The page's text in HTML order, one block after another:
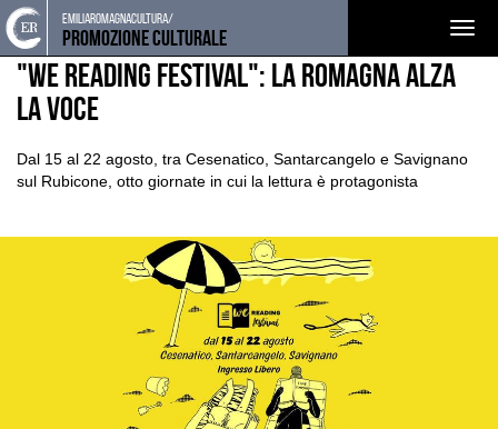
Torna
alla
home
page
Cerca
nel
sito
Salta
ai
contenuti
Salta
al
menu
principale
emiliaromagnacultura/
Promozione Culturale
EVENTI E NEWS NOTIZIE
"We Reading Festival": la Romagna alza
la voce
Dal 15 al 22 agosto, tra Cesenatico, Santarcangelo e Savignano
sul Rubicone, otto giornate in cui la lettura è protagonista